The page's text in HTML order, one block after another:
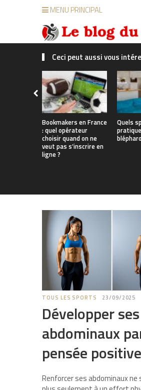
MENU PRINCIPAL
Ceci peut aussi vous
Bookmakers en France
: quel opérateur
choisir quand on ne
veut pas s’inscrire en
ligne ?
Quels
TOUS LES SPORTS 23/09/2025
Développer ses
abdominaux
pensée positive
Renforcer ses abdominaux ne